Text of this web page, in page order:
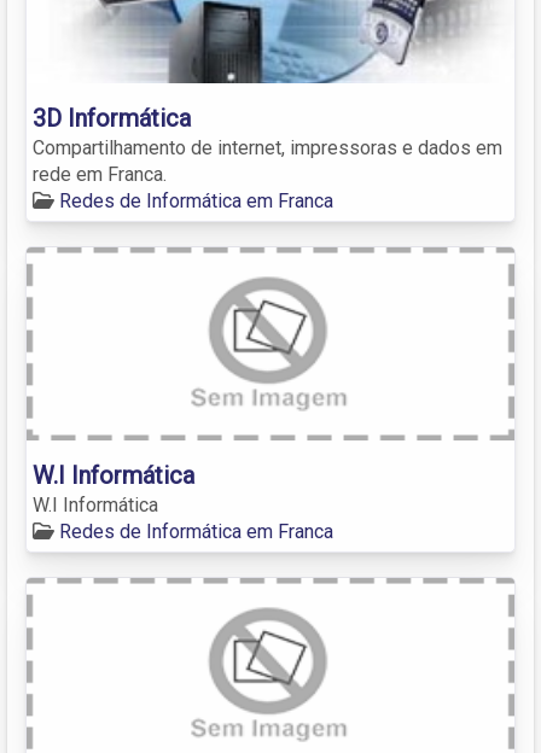
3D Informática
Compartilhamento de internet, impressoras e dados em
rede em Franca.
Redes de Informática em Franca
W.I Informática
W.I Informática
Redes de Informática em Franca